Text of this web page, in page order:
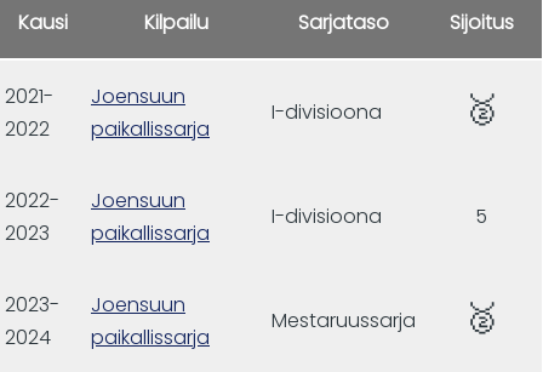
Kausi Kilpailu Sarjataso Sijoitus
2021-
2022
Joensuun
paikallissarja
I-divisioona 🥈
2022-
2023
Joensuun
paikallissarja
I-divisioona 5
2023-
2024
Joensuun
paikallissarja
Mestaruussarja 🥈